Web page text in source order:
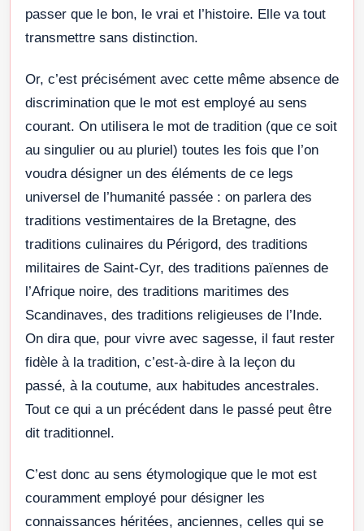
passer que le bon, le vrai et l’histoire. Elle va tout
transmettre sans distinction.
Or, c’est précisément avec cette même absence de
discrimination que le mot est employé au sens
courant. On utilisera le mot de tradition (que ce soit
au singulier ou au pluriel) toutes les fois que l’on
voudra désigner un des éléments de ce legs
universel de l’humanité passée : on parlera des
traditions vestimentaires de la Bretagne, des
traditions culinaires du Périgord, des traditions
militaires de Saint-Cyr, des traditions païennes de
l’Afrique noire, des traditions maritimes des
Scandinaves, des traditions religieuses de l’Inde.
On dira que, pour vivre avec sagesse, il faut rester
fidèle à la tradition, c’est-à-dire à la leçon du
passé, à la coutume, aux habitudes ancestrales.
Tout ce qui a un précédent dans le passé peut être
dit traditionnel.
C’est donc au sens étymologique que le mot est
couramment employé pour désigner les
connaissances héritées, anciennes, celles qui se